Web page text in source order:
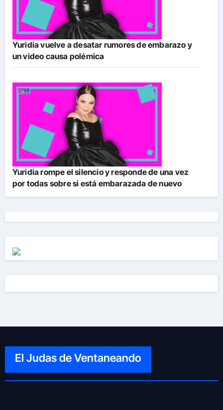
Yuridia vuelve a desatar rumores de embarazo y
un video causa polémica
Yuridia rompe el silencio y responde de una vez
por todas sobre si está embarazada de nuevo
El Judas de Ventaneando